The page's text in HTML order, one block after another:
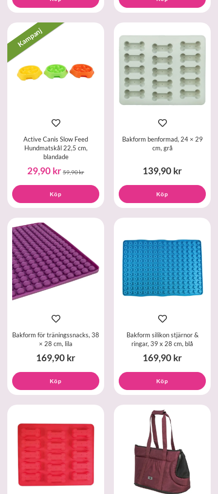
Kampanj
Active Canis Slow Feed
Hundmatskål 22,5 cm,
blandade
29,90 kr 59,90 kr
Köp
Bakform benformad, 24 × 29
cm, grå
139,90 kr
Köp
Bakform för träningssnacks, 38
× 28 cm, lila
169,90 kr
Köp
Bakform silikon stjärnor &
ringar, 39 x 28 cm, blå
169,90 kr
Köp